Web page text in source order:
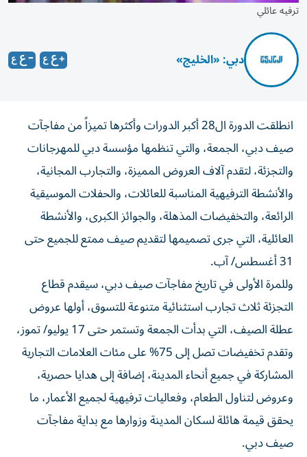
ترفيه عائلي
دبي: «الخليج»
انطلقت الدورة ال28 أكبر الدورات وأكثرها تميزاً من مفاجآت
صيف دبي، الجمعة، والتي تنظمها مؤسسة دبي للمهرجانات
والتجزئة، لتقدم آلاف العروض المميزة، والتجارب المجانية،
والأنشطة الترفيهية المناسبة للعائلات، والحفلات الموسيقية
الرائعة، والتخفيضات المذهلة، والجوائز الكبرى، والأنشطة
العائلية، التي جرى تصميمها لتقديم صيف ممتع للجميع حتى
31 أغسطس/ آب.
وللمرة الأولى في تاريخ مفاجآت صيف دبي، سيقدم قطاع
التجزئة ثلاث تجارب استثنائية متنوعة للتسوق، أولها عروض
عطلة الصيف، التي بدأت الجمعة وتستمر حتى 17 يوليو/ تموز،
وتقدم تخفيضات تصل إلى 75% على مئات العلامات التجارية
المشاركة في جميع أنحاء المدينة، إضافة إلى هدايا حصرية،
وعروض لتناول الطعام، وفعاليات ترفيهية لجميع الأعمار، ما
يحقق قيمة هائلة لسكان المدينة وزوارها مع بداية مفاجآت
صيف دبي.